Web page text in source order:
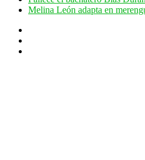
Melina León adapta en